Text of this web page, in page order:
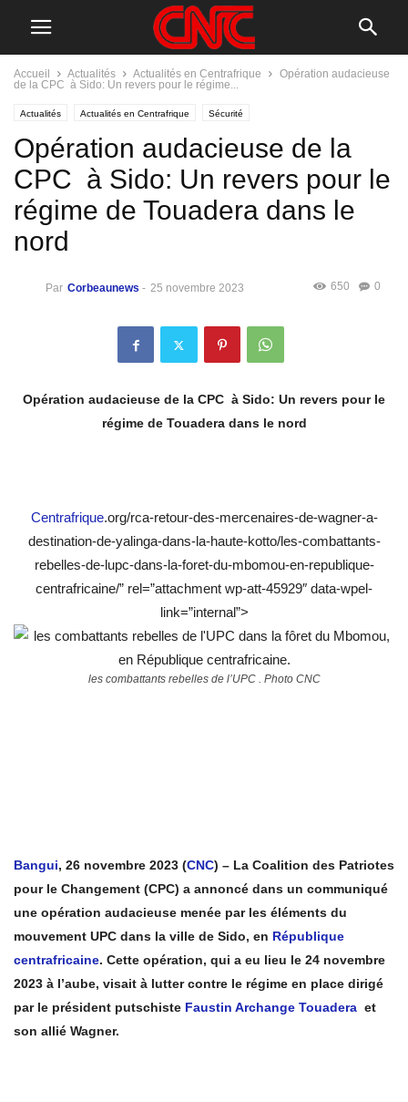
Accueil Actualités Actualités en Centrafrique
Opération audacieuse
de la CPC à Sido: Un revers pour le régime...
Actualités Actualités en Centrafrique Sécurité
Opération audacieuse de la
CPC à Sido: Un revers pour le
régime de Touadera dans le
nord
Par Corbeaunews - 25 novembre 2023 0
650
Opération audacieuse de la CPC à Sido: Un revers pour le
régime de Touadera dans le nord
Centrafrique.org/rca-retour-des-mercenaires-de-wagner-a-
destination-de-yalinga-dans-la-haute-kotto/les-combattants-
rebelles-de-lupc-dans-la-foret-du-mbomou-en-republique-
centrafricaine/” rel=”attachment wp-att-45929″ data-wpel-
link=”internal”>
les combattants rebelles de l’UPC . Photo CNC
Bangui, 26 novembre 2023 (CNC) – La Coalition des Patriotes
pour le Changement (CPC) a annoncé dans un communiqué
une opération audacieuse menée par les éléments du
mouvement UPC dans la ville de Sido, en République
centrafricaine. Cette opération, qui a eu lieu le 24 novembre
2023 à l’aube, visait à lutter contre le régime en place dirigé
par le président putschiste Faustin Archange Touadera et
son allié Wagner.